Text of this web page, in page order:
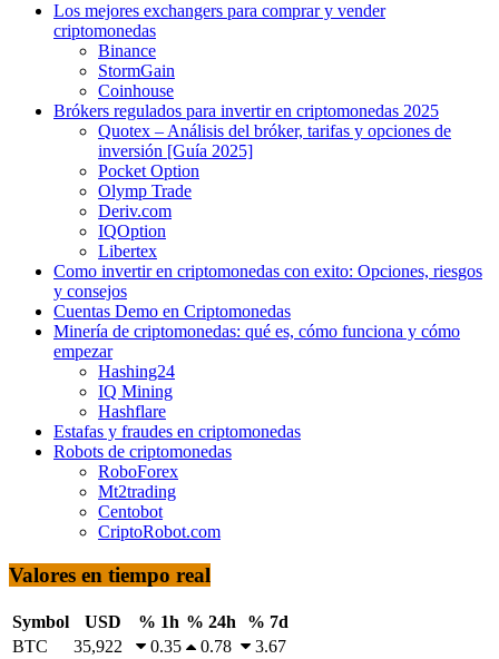
Los mejores exchangers para comprar y vender
criptomonedas
Binance
StormGain
Coinhouse
Brókers regulados para invertir en criptomonedas 2025
Quotex – Análisis del bróker, tarifas y opciones de
inversión [Guía 2025]
Pocket Option
Olymp Trade
Deriv.com
IQOption
Libertex
Como invertir en criptomonedas con exito: Opciones, riesgos
y consejos
Cuentas Demo en Criptomonedas
Minería de criptomonedas: qué es, cómo funciona y cómo
empezar
Hashing24
IQ Mining
Hashflare
Estafas y fraudes en criptomonedas
Robots de criptomonedas
RoboForex
Mt2trading
Centobot
CriptoRobot.com
Valores en tiempo real
Symbol USD % 1h % 24h
% 7d
BTC
35,922 0.35 0.78
3.67